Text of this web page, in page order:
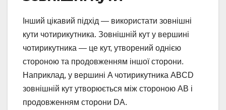
Інший цікавий підхід — використати зовнішні
кути чотирикутника. Зовнішній кут у вершині
чотирикутника — це кут, утворений однією
стороною та продовженням іншої сторони.
Наприклад, у вершині A чотирикутника ABCD
зовнішній кут утворюється між стороною AB і
продовженням сторони DA.